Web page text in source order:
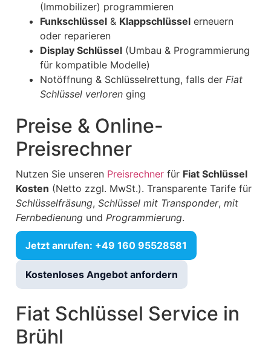
(Immobilizer) programmieren
Funkschlüssel & Klappschlüssel erneuern
oder reparieren
Display Schlüssel (Umbau & Programmierung
für kompatible Modelle)
Notöffnung & Schlüsselrettung, falls der Fiat
Schlüssel verloren ging
Preise & Online-
Preisrechner
Nutzen Sie unseren Preisrechner für Fiat Schlüssel
Kosten (Netto zzgl. MwSt.). Transparente Tarife für
Schlüsselfräsung, Schlüssel mit Transponder, mit
Fernbedienung und Programmierung.
Jetzt anrufen: +49 160 95528581
Kostenloses Angebot anfordern
Fiat Schlüssel Service in
Brühl